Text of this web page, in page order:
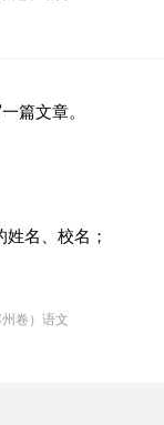
；小小的蝴蝶扇动
曲的旋律中看到了
上流淌，小溪里都是
时在树林里听到的声
情。除了音乐，
阳光灿烂的情调。
两袖清风，一无所
无奈而黯然。
音乐，是他的最后
篇文章。
名、校名；
卷）语文